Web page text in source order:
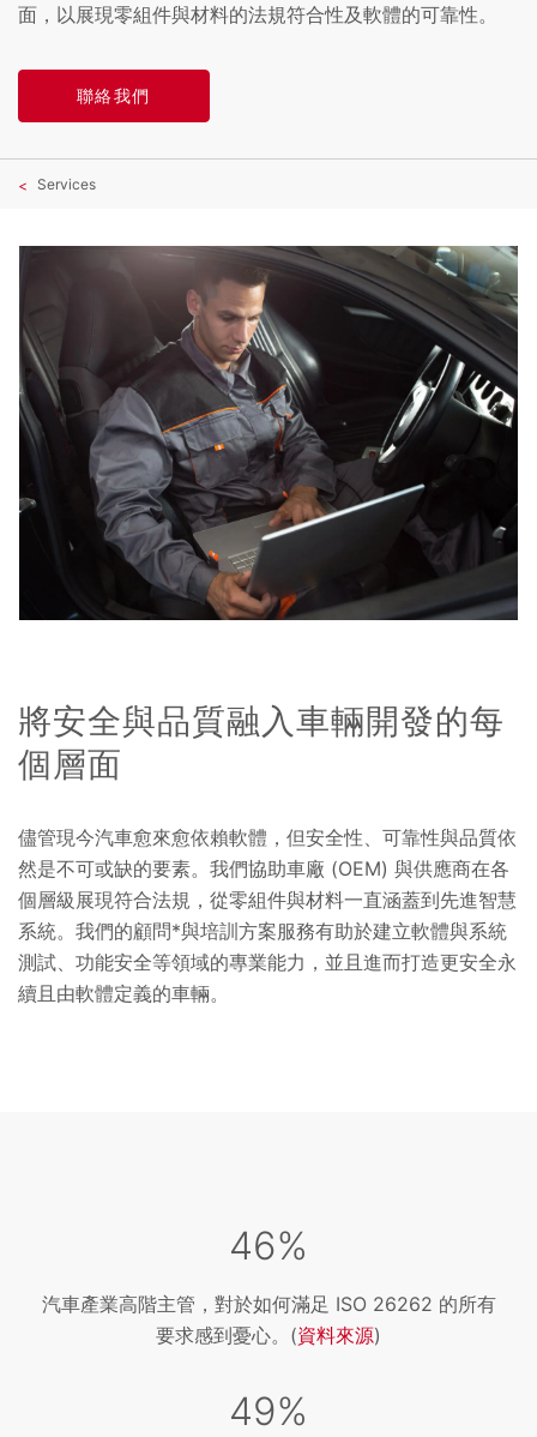
面，以展現零組件與材料的法規符合性及軟體的可靠性。
聯絡我們
Services
將安全與品質融入車輛開發的每
個層面
儘管現今汽車愈來愈依賴軟體，但安全性、可靠性與品質依
然是不可或缺的要素。我們協助車廠 (OEM) 與供應商在各
個層級展現符合法規，從零組件與材料一直涵蓋到先進智慧
系統。我們的顧問*與培訓方案服務有助於建立軟體與系統
測試、功能安全等領域的專業能力，並且進而打造更安全永
續且由軟體定義的車輛。
46%
汽車產業高階主管，對於如何滿足 ISO 26262 的所有
要求感到憂心。(資料來源)
49%